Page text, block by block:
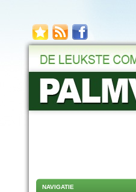
NAVIGATIE